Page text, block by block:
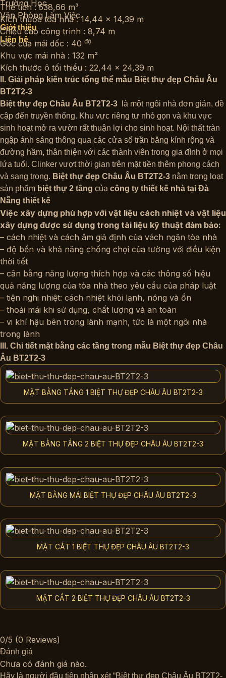
Trường Học
Văn Phòng Làm Việc
Giới thiệu
Liên hệ
Thể tích :538,66 m³
Kích thước tòa nhà :14,44 × 14,39 m
Chiều cao công trình : 8,74 m
Góc của mái dốc : 40 độ
Khu vực mái nhà : 132 m²
Kích thước ô tối thiểu : 22,44 x 24,39 m
II. Giải pháp kiến trúc tổng thể mẫu Biệt thự đẹp Châu Âu
BT2T2-3
Biệt thự đẹp Châu Âu BT2T2-3
là một ngôi nhà đơn giản, đề
cập đến truyền thống. Khu vực riêng tư nhỏ gọn và khu vực
sinh hoạt mở ra vườn rất thuận lợi cho sinh hoạt. Nội thất tràn
ngập ánh sáng thông qua các cửa sổ trần bằng kính rộng và
đường hầm, thân thiện với các thành viên trong gia đình ở mọi
lứa tuổi. Clinker vượt thời gian trên mặt tiền thêm phong cách
và sang trọng. Biệt thự đẹp Châu Âu BT2T2-3 nằm trong loạt
sản phẩm biệt thự 2 tầng của công ty thiết kế nhà tại Đà
Nẵng thiết kế
Việc xây dựng phù hợp với vật liệu cách nhiệt và vật liệu
xây dựng được sử dụng trong tài liệu kỹ thuật đảm bảo:
– cách nhiệt và cách âm giả định của vách ngăn tòa nhà
– độ bền và khả năng chống chọi của tường với điều kiện
thời tiết
– cân bằng năng lượng thích hợp và các thông số hiệu
quả năng lượng của tòa nhà theo yêu cầu của pháp luật
– tiện nghi nhiệt: cách nhiệt khỏi lạnh, nóng và ồn
– thoải mái khi sử dụng, chất lượng và an toàn
– vi khí hậu bên trong lành mạnh, tức là một ngôi nhà
trong lành
III. Chi tiết mặt bằng các tầng trong mẫu Biệt thự đẹp Châu
Âu BT2T2-3
MẶT BẰNG TẦNG 1 BIỆT THỰ ĐẸP CHÂU ÂU BT2T2-3
MẶT BẰNG TẦNG 2 BIỆT THỰ ĐẸP CHÂU ÂU BT2T2-3
MẶT BẰNG MÁI BIỆT THỰ ĐẸP CHÂU ÂU BT2T2-3
MẶT CẮT 1 BIỆT THỰ ĐẸP CHÂU ÂU BT2T2-3
MẶT CẮT 2 BIỆT THỰ ĐẸP CHÂU ÂU BT2T2-3
0/5 (0 Reviews)
Đánh giá
Chưa có đánh giá nào.
Hãy là người đầu tiên nhận xét “Biệt thự đẹp Châu Âu BT2T2-